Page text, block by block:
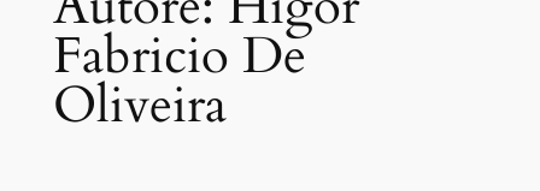
Fabricio De
Oliveira